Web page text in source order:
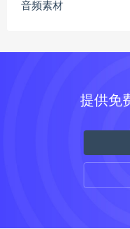
音频素材
提供免